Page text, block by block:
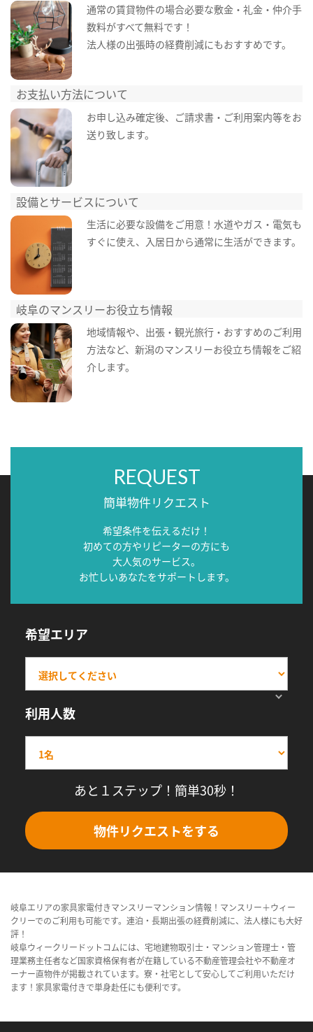
通常の賃貸物件の場合必要な敷金・礼金・仲介手
数料がすべて無料です！
法人様の出張時の経費削減にもおすすめです。
お支払い方法について
お申し込み確定後、ご請求書・ご利用案内等をお
送り致します。
設備とサービスについて
生活に必要な設備をご用意！水道やガス・電気も
すぐに使え、入居日から通常に生活ができます。
岐阜のマンスリーお役立ち情報
地域情報や、出張・観光旅行・おすすめのご利用
方法など、新潟のマンスリーお役立ち情報をご紹
介します。
REQUEST
簡単物件リクエスト
希望条件を伝えるだけ！
初めての方やリピーターの方にも
大人気のサービス。
お忙しいあなたをサポートします。
希望エリア
利用人数
あと１ステップ！簡単30秒！
物件リクエストをする
岐阜エリアの家具家電付きマンスリーマンション情報！マンスリー＋ウィー
クリーでのご利用も可能です。連泊・長期出張の経費削減に、法人様にも大好
評！
岐阜ウィークリードットコムには、宅地建物取引士・マンション管理士・管
理業務主任者など国家資格保有者が在籍している不動産管理会社や不動産オ
ーナー直物件が掲載されています。寮・社宅として安心してご利用いただけ
ます！家具家電付きで単身赴任にも便利です。